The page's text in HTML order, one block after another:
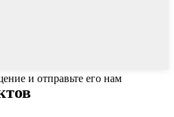
и отправьте его нам